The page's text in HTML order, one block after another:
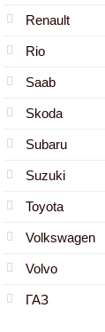
Renault
Rio
Saab
Skoda
Subaru
Suzuki
Toyota
Volkswagen
Volvo
ГАЗ